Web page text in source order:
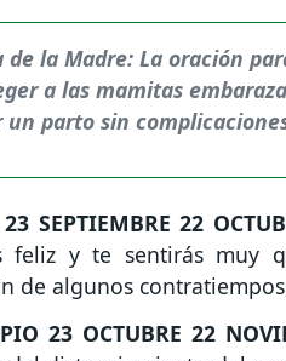
23 SEPTIEMBRE 22
feliz y te sentirás muy
de algunos
23 OCTUBRE 22